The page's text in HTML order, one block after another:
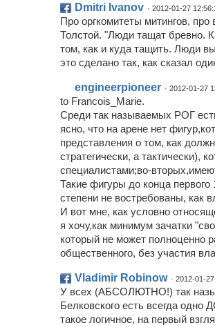
Dmitri Ivanov · 2012-01-27
Про оргкомитеты митингов,
Толстой. "Люди тащат бревно.
том, как и куда тащить. Люди
это сделано так, как сказал
engineerpioneer · 2012-01-27
to Francois_Marie.
Среди так называемых РОГ
ясно, что на арене нет
представления о том, как
стратегически, а тактически),
специалистами;во-
Такие фигуры до конца
степени не востребованы, как
И вот мне, как условно
я хочу,как минимум зачатки
который не может полноценно
общественного, без участия
Vladimir Robinow · 2012-01-
У всех (АБСОЛЮТНО!) так
Белковского есть всегда
такое логичное, на первый